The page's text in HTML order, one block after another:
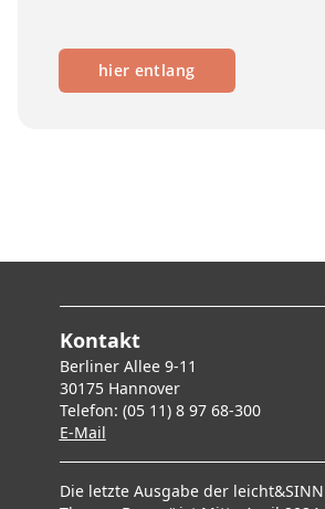
hier entlang
Kontakt
Berliner Allee 9-11
30175 Hannover
Telefon: (05 11) 8 97 68-300
E-Mail
Die letzte Ausgabe der